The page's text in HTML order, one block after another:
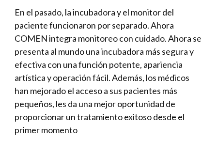
En el pasado, la incubadora y el monitor del
paciente funcionaron por separado. Ahora
COMEN integra monitoreo con cuidado. Ahora se
presenta al mundo una incubadora más segura y
efectiva con una función potente, apariencia
artística y operación fácil. Además, los médicos
han mejorado el acceso a sus pacientes más
pequeños, les da una mejor oportunidad de
proporcionar un tratamiento exitoso desde el
primer momento